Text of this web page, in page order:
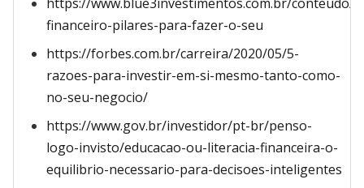
financeiro-pilares-para-fazer-o-seu
https://forbes.com.br/carreira/2020/05/5-
razoes-para-investir-em-si-mesmo-tanto-como-
no-seu-negocio/
https://www.gov.br/investidor/pt-br/penso-
logo-invisto/educacao-ou-literacia-financeira-o-
equilibrio-necessario-para-decisoes-inteligentes